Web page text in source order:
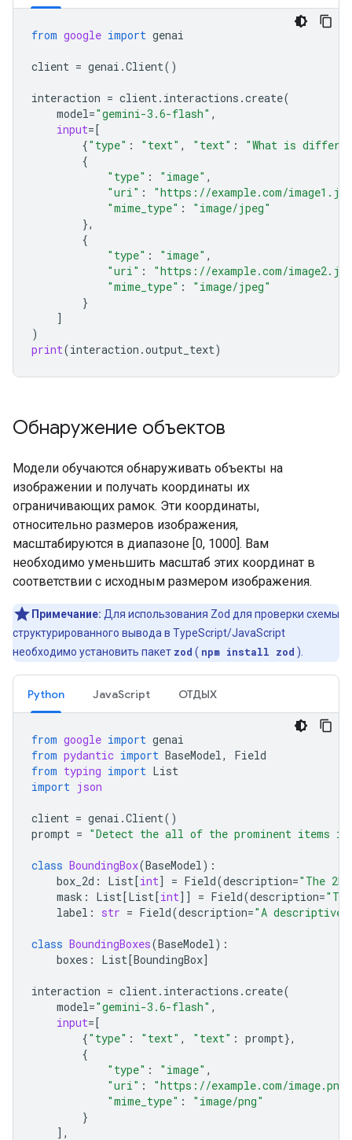
from google import genai
client = genai .Client()
interaction = client. interactions .create(
model="gemini-3.6-flash" ,
input=[
{"type" : "text" , "text" :
"What is
{
"type" : "image" ,
"uri" :
"https://example.com/
"mime_type" :
"image/jpeg"
},
{
"type" : "image" ,
"uri" :
"https://example.com/
"mime_type" :
"image/jpeg"
}
]
)
print(interaction .output_text)
Обнаружение объектов
Модели обучаются обнаруживать объекты на
изображении и получать координаты их
ограничивающих рамок. Эти координаты,
относительно размеров изображения,
масштабируются в диапазоне [0, 1000]. Вам
необходимо уменьшить масштаб этих координат в
соответствии с исходным размером изображения.
Примечание: Для использования Zod для проверки схемы
структурированного вывода в TypeScript/JavaScript
необходимо установить пакет zod ( npm install zod ).
Python JavaScript ОТДЫХ
from google import genai
from pydantic import BaseModel,
Field
from typing import List
import json
client = genai .Client()
prompt = "Detect the all of the prominent items in
class BoundingBox(BaseModel):
box_2d : List[int] = Field(description="The
mask : List[List[int]] = Field(description=
label : str = Field(description="A
class BoundingBoxes(BaseModel):
boxes : List[BoundingBox]
interaction = client. interactions .create(
model="gemini-3.6-flash" ,
input=[
{"type" : "text" , "text" : prompt},
{
"type" : "image" ,
"uri" :
"https://example.com/image.png"
"mime_type" :
"image/png"
}
],